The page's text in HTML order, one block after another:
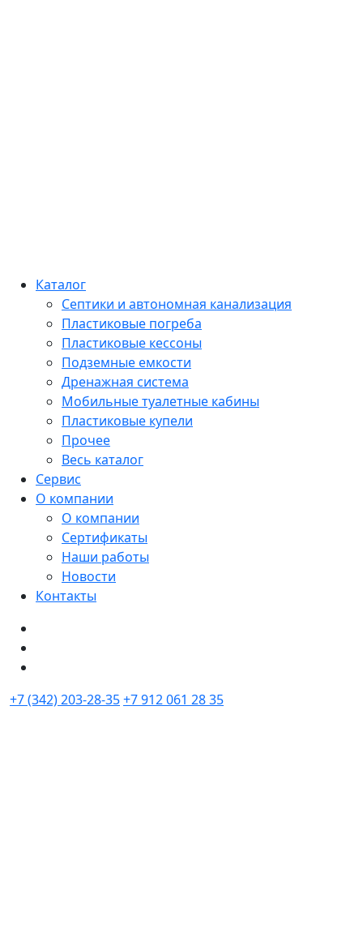
Каталог
Септики и автономная канализация
Пластиковые погреба
Пластиковые кессоны
Подземные емкости
Дренажная система
Мобильные туалетные кабины
Пластиковые купели
Прочее
Весь каталог
Сервис
О компании
О компании
Сертификаты
Наши работы
Новости
Контакты
+7 (342) 203-28-35+7 912 061 28 35